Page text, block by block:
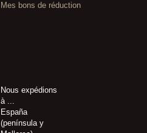
Mes bons de réduction
Nous expédions
à ...
España
(península y